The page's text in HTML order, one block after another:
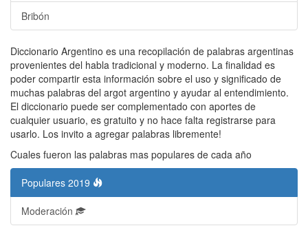
Bribón
Diccionario Argentino es una recopilación de palabras argentinas
provenientes del habla tradicional y moderno. La finalidad es
poder compartir esta información sobre el uso y significado de
muchas palabras del argot argentino y ayudar al entendimiento.
El diccionario puede ser complementado con aportes de
cualquier usuario, es gratuito y no hace falta registrarse para
usarlo. Los invito a agregar palabras libremente!
Cuales fueron las palabras mas populares de cada año
Populares 2019
Moderación